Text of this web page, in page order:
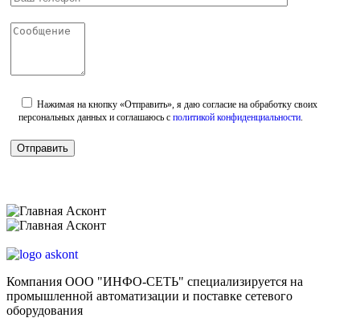
Нажимая на кнопку «Отправить», я даю согласие на обработку своих
персональных данных и соглашаюсь с политикой конфиденциальности
Компания ООО "ИНФО-СЕТЬ" специализируется на
промышленной автоматизации и поставке сетевого
оборудования